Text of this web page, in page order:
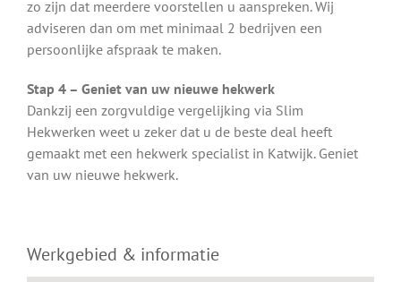
zo zijn dat meerdere voorstellen u aanspreken. Wij
adviseren dan om met minimaal 2 bedrijven een
persoonlijke afspraak te maken.
Stap 4 – Geniet van uw nieuwe hekwerk
Dankzij een zorgvuldige vergelijking via Slim
Hekwerken weet u zeker dat u de beste deal heeft
gemaakt met een hekwerk specialist in Katwijk. Geniet
van uw nieuwe hekwerk.
Werkgebied & informatie